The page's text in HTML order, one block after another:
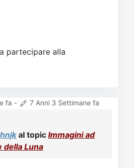
a partecipare alla
fa -
7 Anni 3 Settimane fa
al topic Immagini ad
della Luna